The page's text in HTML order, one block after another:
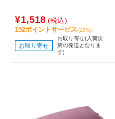
¥1,518 (税込)
152ポイントサービス (10%)
お取り寄せ
お取り寄せ(入荷次
第の発送となりま
す)